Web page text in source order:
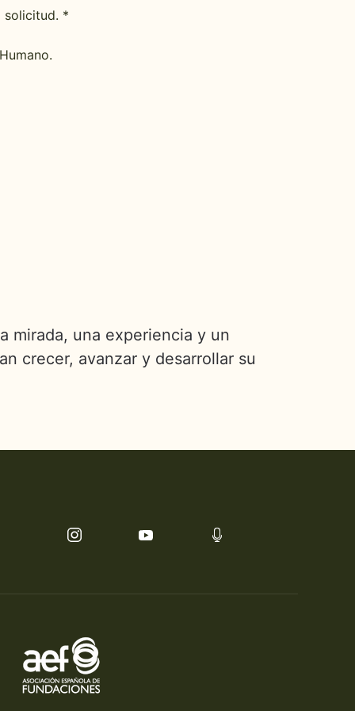
solicitud. *
mirada, una experiencia y un
crecer, avanzar y desarrollar su